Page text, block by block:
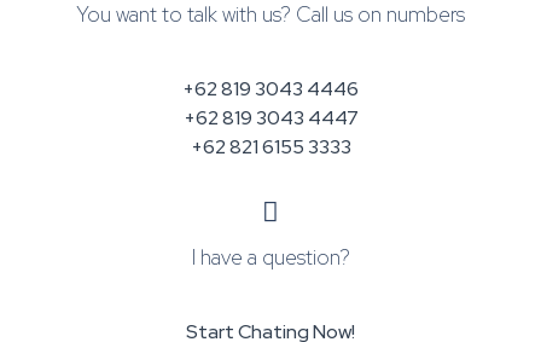
You want to talk with us? Call us on numbers
+62 819 3043 4446
+62 819 3043 4447
+62 821 6155 3333
I have a question?
Start Chating Now!